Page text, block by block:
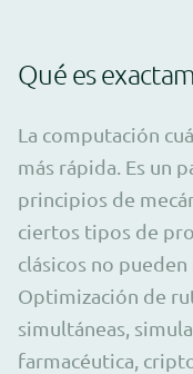
Qué es
La computación
más rápida. Es un
principios de
ciertos tipos de
clásicos no
Optimización de
simultáneas,
farmacéutica,